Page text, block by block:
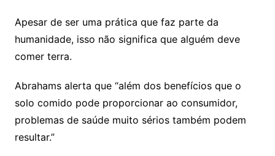
Apesar de ser uma prática que faz parte da
humanidade, isso não significa que alguém deve
comer terra.
Abrahams alerta que “além dos benefícios que o
solo comido pode proporcionar ao consumidor,
problemas de saúde muito sérios também podem
resultar.”